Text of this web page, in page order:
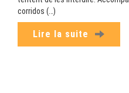
corridos (…)
Lire la suite